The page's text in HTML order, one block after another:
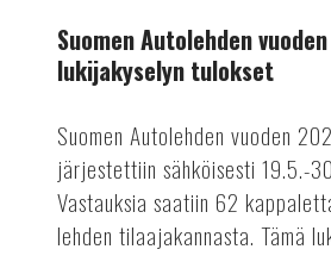
lukijakyselyn
tulokset
Suomen Autolehden
lukijakyselyn tulokset
Suomen Autolehden vuoden
järjestettiin sähköisesti 19.5.-
Vastauksia saatiin 62
lehden tilaajakannasta. Tämä